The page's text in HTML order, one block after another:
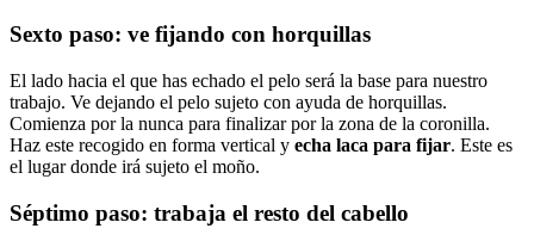
Sexto paso: ve fijando con horquillas
El lado hacia el que has echado el pelo será la base para nuestro
trabajo. Ve dejando el pelo sujeto con ayuda de horquillas.
Comienza por la nunca para finalizar por la zona de la coronilla.
Haz este recogido en forma vertical y echa laca para fijar. Este es
el lugar donde irá sujeto el moño.
Séptimo paso: trabaja el resto del cabello